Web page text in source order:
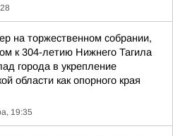
на торжественном собрании,
к 304-летию Нижнего Тагила
города в укрепление
области как опорного края
19:35